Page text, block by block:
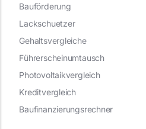
Bauförderung
Lackschuetzer
Gehaltsvergleiche
Führerscheinumtausch
Photovoltaikvergleich
Kreditvergleich
Baufinanzierungsrechner